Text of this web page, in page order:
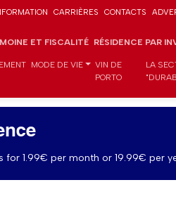
CARRIÈRES CONTACTS
ET FISCALITÉ RÉSIDENCE PAR
MODE DE VIE
VIN DE
PORTO
LA
for 1.99€ per month or 19.99€ per